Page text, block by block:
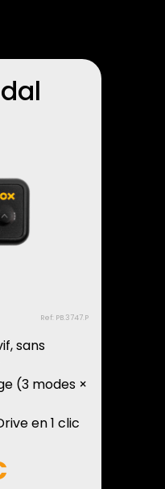
Ref: PB.3747.P
sans
(3 modes ×
en 1 clic